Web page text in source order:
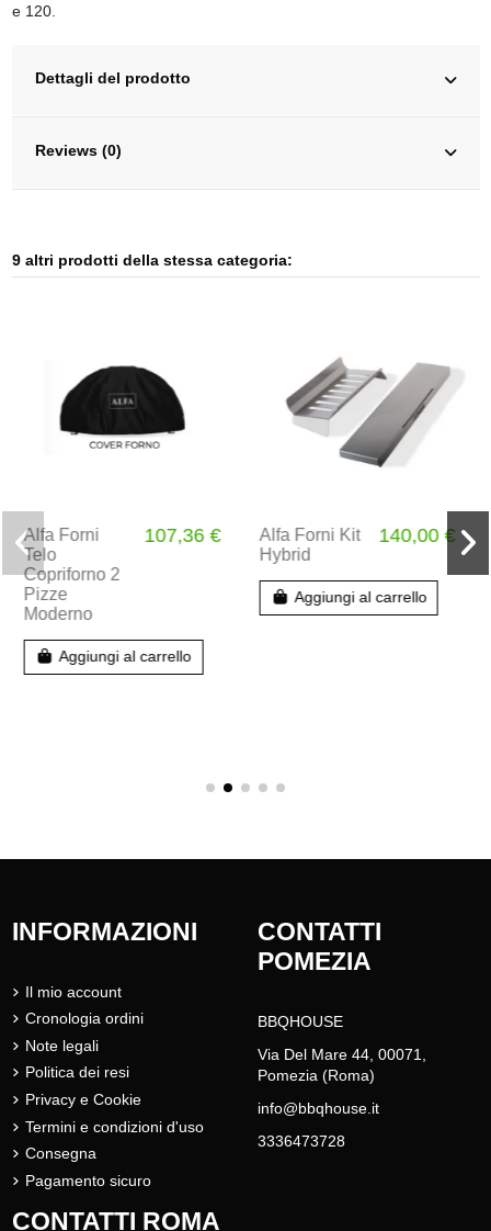
e 120.
Dettagli del prodotto
Reviews (0)
9 altri prodotti della stessa categoria:
€
Alfa Forni
Forno 2 Pizze
695,00 €
Aggiungi al carrello
Alfa Forni
Telo
INFORMAZIONI
Il mio account
Cronologia ordini
Note legali
Politica dei resi
Privacy e Cookie
Termini e condizioni d'uso
Consegna
Pagamento sicuro
CONTATTI
POMEZIA
BBQHOUSE
Via Del Mare 44, 00071,
Pomezia (Roma)
info@bbqhouse.it
3336473728
CONTATTI ROMA